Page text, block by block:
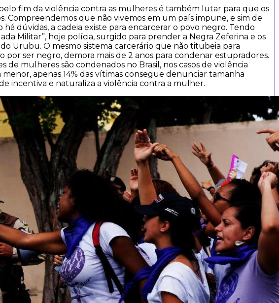
fim da violência contra as mulheres é também lutar para que os
Compreendemos que não vivemos em um país impune, e sim de
há dúvidas, a cadeia existe para encarcerar o povo negro. Tendo
Militar”, hoje polícia, surgido para prender a Negra Zeferina e os
Urubu. O mesmo sistema carcerário que não titubeia para
ser negro, demora mais de 2 anos para condenar estupradores.
de mulheres são condenados no Brasil, nos casos de violência
apenas 14% das vítimas consegue denunciar tamanha
incentiva e naturaliza a violência contra a mulher.